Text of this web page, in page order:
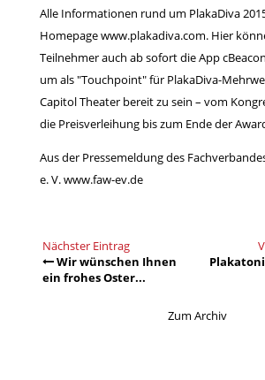
Alle Informationen rund um PlakaDiva
Homepage www.plakadiva.com. Hier
Teilnehmer auch ab sofort die App
um als "Touchpoint" für PlakaDiva-
Capitol Theater bereit zu sein – vom
die Preisverleihung bis zum Ende der
Aus der Pressemeldung des
e. V. www.faw-ev.de
Nächster Eintrag
Wir wünschen Ihnen
ein frohes Oster...
Zum Archiv